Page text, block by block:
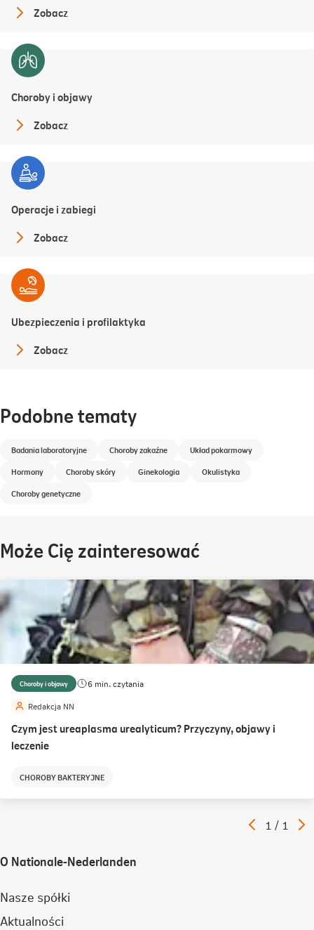
Zobacz
Choroby i objawy
Zobacz
Operacje i zabiegi
Zobacz
Ubezpieczenia i profilaktyka
Zobacz
Podobne tematy
Badania laboratoryjne Choroby zakaźne
Układ pokarmowy
Hormony
Choroby skóry Ginekologia
Okulistyka
Choroby genetyczne
Może Cię zainteresować
Poprzedni
artykuł
Artykuł
1 / 1
Choroby i objawy
6 min. czytania
Redakcja NN
Czym jest ureaplasma urealyticum? Przyczyny, objawy i
leczenie
CHOROBY BAKTERYJNE
O Nationale-Nederlanden
Nasze spółki
Aktualności